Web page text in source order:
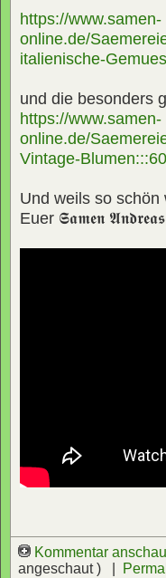
https://www.samen-
online.de/
italienische-
und die besonders
https://www.samen-
online.de/
Vintage-
Und weils so schön
Euer 𝕾𝖆𝖒𝖊𝖓 𝕬𝖓𝖉𝖗𝖊𝖆𝖘
Kommentar
angeschaut ) |